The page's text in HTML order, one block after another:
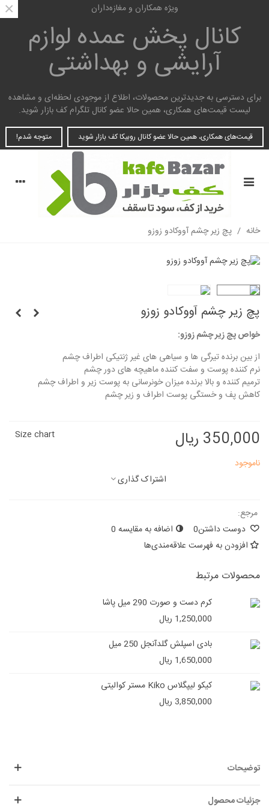
ویژه همکاران و مغازه‌داران
کانال پخش عمدهلوازم
آرایشی و بهداشتی
برای دسترسی به جدیدترین محصولات، اطلاع از موجودی لحظه‌ای و مشاهده
لیست قیمت‌های همکاری، همین حالا عضو کانال تلگرام کف بازار شوید.
قیمت‌های همکاری، همین حالا عضو کانال روبیکا کف بازار شوید متوجه شدم!
×
خانه / پچ زیر چشم آووکادو زوزو
پچ زیر چشم آووکادو زوزو
خواص پچ زیر چشم زوزو:
از بین برنده تیرگی ها و سیاهی های غیر ژنتیکی اطراف چشم
نرم کننده پوست و سفت کننده ماهیچه های دور چشم
ترمیم کننده و بالا برنده میزان خونرسانی به پوست زیر و اطراف چشم
کاهش پف و خستگی پوست اطراف و زیر چشم
350,000 ریال
Size chart
ناموجود
اشتراک گذاری
مرجع:
دوست داشتن0 اضافه به مقایسه 0
افزودن به فهرست علاقه‌مندی‌ها
محصولات مرتبط
کرم دست و صورت 290 میل پاشا
1,250,000 ریال
بادی اسپلش گلدآنجل 250 میل
1,650,000 ریال
کیکو لیپگلاس Kiko مستر کوالیتی
3,850,000 ریال
توضیحات
جزئیات محصول